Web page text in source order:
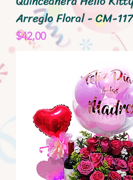
Arreglo Floral - CM-117
Precio
$42,00